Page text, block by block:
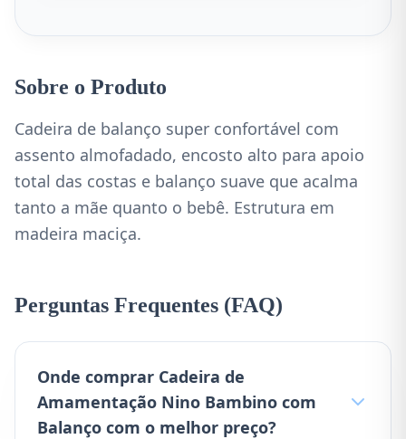
Sobre o Produto
Cadeira de balanço super confortável com
assento almofadado, encosto alto para apoio
total das costas e balanço suave que acalma
tanto a mãe quanto o bebê. Estrutura em
madeira maciça.
Perguntas Frequentes (FAQ)
Onde comprar Cadeira de
Amamentação Nino Bambino com
Balanço com o melhor preço?